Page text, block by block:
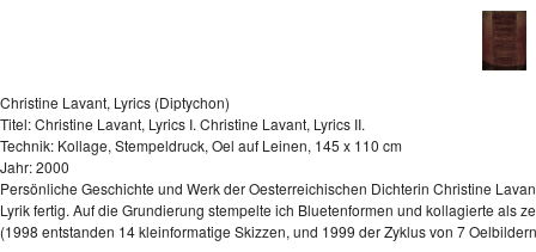
Christine Lavant, Lyrics (Diptychon)
Titel: Christine Lavant, Lyrics I. Christine Lavant, Lyrics II.
Technik: Kollage, Stempeldruck, Oel auf Leinen, 145 x 110 cm
Jahr: 2000
Persönliche Geschichte und Werk der Oesterreichischen Dichterin Christine
Lyrik fertig. Auf die Grundierung stempelte ich Bluetenformen und kollagierte als
(1998 entstanden 14 kleinformatige Skizzen, und 1999 der Zyklus von 7